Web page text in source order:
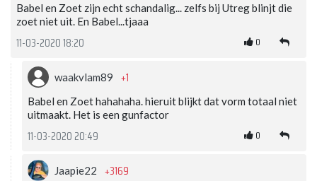
Babel en Zoet zijn echt schandalig... zelfs bij Utreg blinjt die
zoet niet uit. En Babel...tjaaa
11-03-2020 18:20 0
waakvlam89 +1
Babel en Zoet hahahaha. hieruit blijkt dat vorm totaal niet
uitmaakt. Het is een gunfactor
11-03-2020 20:49 0
Jaapie22 +3169